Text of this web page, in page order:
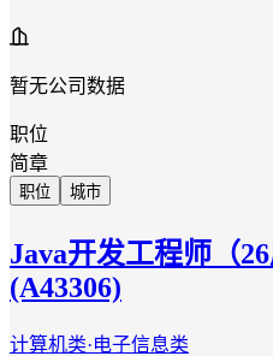
暂无公司数据
职位
简章
职位 城市
Java开发工程师（26
(A43306)
计算机类·电子信息类